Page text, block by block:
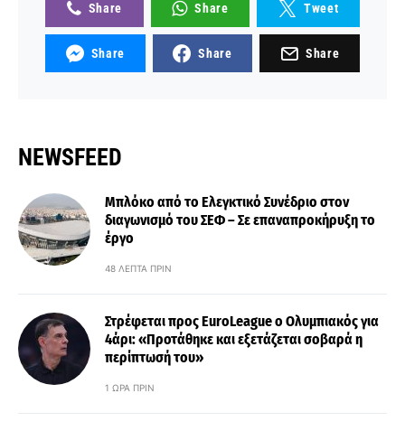
Share Share Tweet
Share Share Share
NEWSFEED
Μπλόκο από το Ελεγκτικό Συνέδριο στον
διαγωνισμό του ΣΕΦ – Σε επαναπροκήρυξη το
έργο
48 ΛΕΠΤΆ ΠΡΙΝ
Στρέφεται προς EuroLeague ο Ολυμπιακός για
4άρι: «Προτάθηκε και εξετάζεται σοβαρά η
περίπτωσή του»
1 ΏΡΑ ΠΡΙΝ